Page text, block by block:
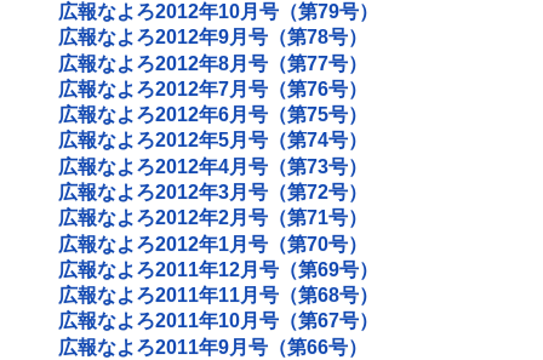
広報なよろ2012年10月号（第79号）
広報なよろ2012年9月号（第78号）
広報なよろ2012年8月号（第77号）
広報なよろ2012年7月号（第76号）
広報なよろ2012年6月号（第75号）
広報なよろ2012年5月号（第74号）
広報なよろ2012年4月号（第73号）
広報なよろ2012年3月号（第72号）
広報なよろ2012年2月号（第71号）
広報なよろ2012年1月号（第70号）
広報なよろ2011年12月号（第69号）
広報なよろ2011年11月号（第68号）
広報なよろ2011年10月号（第67号）
広報なよろ2011年9月号（第66号）